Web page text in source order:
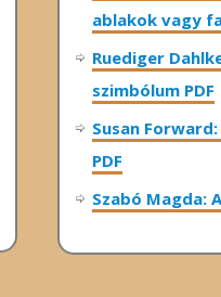
ablakok vagy
Ruediger
szimbólum PDF
Susan
PDF
Szabó Magda: